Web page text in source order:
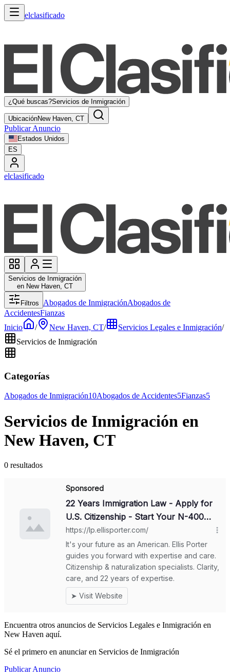
elclasificado
¿Qué buscas?Servicios de Inmigración
UbicaciónNew Haven, CT
Publicar Anuncio
Estados Unidos
ES
elclasificado
Servicios de Inmigración
en New Haven, CT
Filtros Abogados de InmigraciónAbogados de
AccidentesFianzas
Inicio
/ New Haven, CT/ Servicios Legales e Inmigración/
Servicios de Inmigración
Categorías
Abogados de Inmigración10Abogados de Accidentes5Fianzas5
Servicios de Inmigración en
New Haven, CT
0 resultados
Encuentra otros anuncios de Servicios Legales e Inmigración en
New Haven aquí.
Sé el primero en anunciar en Servicios de Inmigración
Publicar Anuncio